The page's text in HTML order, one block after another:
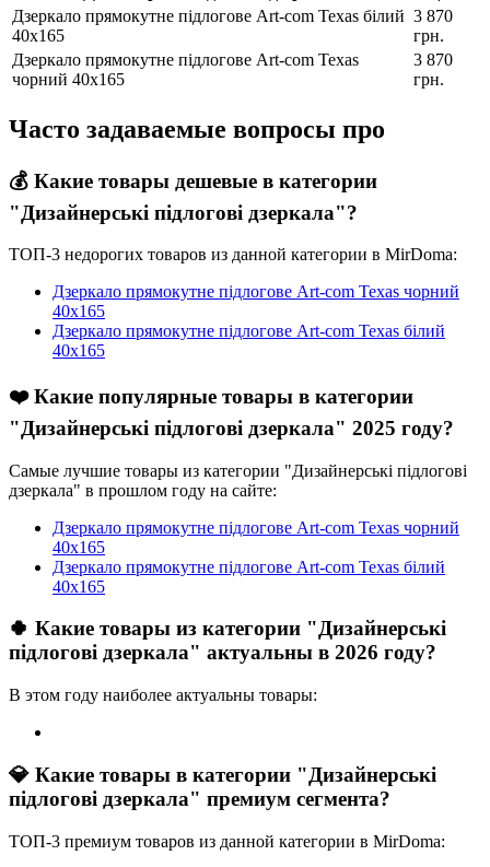
Дзеркало прямокутне підлогове Art-com Texas білий
40х165
3 870
грн.
Дзеркало прямокутне підлогове Art-com Texas
чорний 40х165
3 870
грн.
Часто задаваемые вопросы про
💰 Какие товары дешевые в категории
"Дизайнерські підлогові дзеркала"?
ТОП-3 недорогих товаров из данной категории в MirDoma:
Дзеркало прямокутне підлогове Art-com Texas чорний
40х165
Дзеркало прямокутне підлогове Art-com Texas білий
40х165
❤️ Какие популярные товары в категории
"Дизайнерські підлогові дзеркала" 2025 году?
Самые лучшие товары из категории "Дизайнерські підлогові
дзеркала" в прошлом году на сайте:
Дзеркало прямокутне підлогове Art-com Texas чорний
40х165
Дзеркало прямокутне підлогове Art-com Texas білий
40х165
🍀 Какие товары из категории "Дизайнерські
підлогові дзеркала" актуальны в 2026 году?
В этом году наиболее актуальны товары:
💎 Какие товары в категории "Дизайнерські
підлогові дзеркала" премиум сегмента?
ТОП-3 премиум товаров из данной категории в MirDoma: